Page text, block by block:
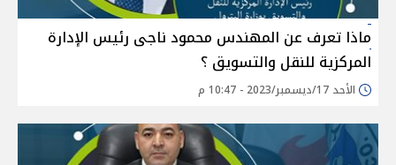
ماذا تعرف عن المهندس محمود ناجى رئيس الإدارة
المركزية للنقل والتسويق ؟
الأحد 17/ديسمبر/2023 - 10:47 م